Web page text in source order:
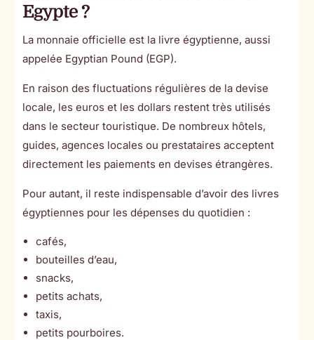
Egypte ?
La monnaie officielle est la livre égyptienne, aussi
appelée Egyptian Pound (EGP).
En raison des fluctuations régulières de la devise
locale, les euros et les dollars restent très utilisés
dans le secteur touristique. De nombreux hôtels,
guides, agences locales ou prestataires acceptent
directement les paiements en devises étrangères.
Pour autant, il reste indispensable d’avoir des livres
égyptiennes pour les dépenses du quotidien :
cafés,
bouteilles d’eau,
snacks,
petits achats,
taxis,
petits pourboires.